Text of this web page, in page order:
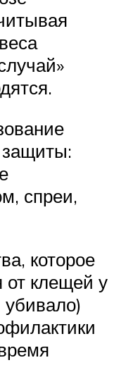
защиты:
спреи,
которое
от клещей у
убивало)